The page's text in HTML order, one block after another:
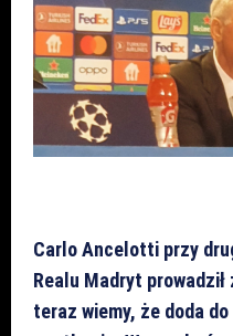
Carlo Ancelotti przy
Realu Madryt prowadził
teraz wiemy, że doda